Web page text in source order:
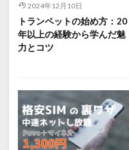
2024年12月10日
トランペットの始め方：20
年以上の経験から学んだ魅
力とコツ